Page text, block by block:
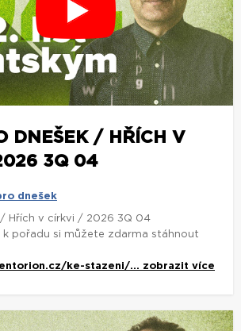
DNEŠEK / HŘÍCH V
3Q 04
dnešek
/ Hřích v církvi / 2026 3Q 04
k pořadu si můžete zdarma stáhnout
ke-stazeni/... zobrazit více